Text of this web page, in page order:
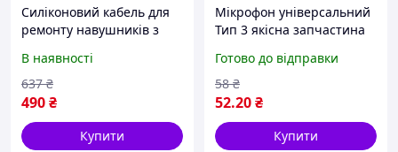
Силіконовий кабель для
ремонту навушників з
3.5 мм
В наявності
490₴
637 ₴
Купити
Мікрофон універсальний
Тип 3 якісна запчастина
Готово до відправки
52.20₴
58 ₴
Купити